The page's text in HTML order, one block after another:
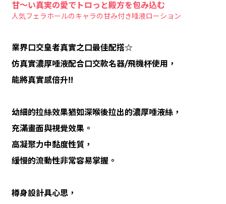
甘～い真実の愛でトロっと殿方を包み込む
人気フェラホールのキャラの甘み付き唾液ローション
業界口交皇者真實之口最佳配撘☆
仿真實濃厚唾液配合口交款名器/飛機杯使用，
能將真實感倍升!!
幼細的拉絲效果猶如深喉後拉出的濃厚唾液絲，
充滿畫面與視覺效果。
高凝聚力中黏度性質，
緩慢的流動性非常容易掌握。
樽身設計具心思，